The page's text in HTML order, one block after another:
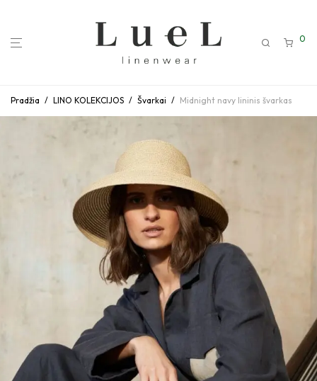
0
Pradžia / LINO KOLEKCIJOS / Švarkai / Midnight navy lininis švarkas